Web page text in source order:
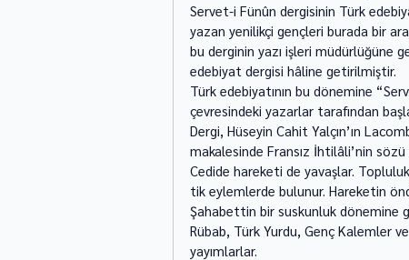
Servet-i Fünûn dergisinin Türk
yazan yenilikçi gençleri burada bir
bu derginin yazı işleri müdürlüğüne
edebiyat dergisi hâline getirilmiştir.
Türk edebiyatının bu dönemine
çevresindeki yazarlar tarafından
Dergi, Hüseyin Cahit Yalçın’ın
makalesinde Fransız İhtilâli’nin sözü
Cedide hareketi de yavaşlar.
tik eylemlerde bulunur. Hareketin
Şahabettin bir suskunluk dönemine
Rübab, Türk Yurdu, Genç Kalemler
yayımlarlar.